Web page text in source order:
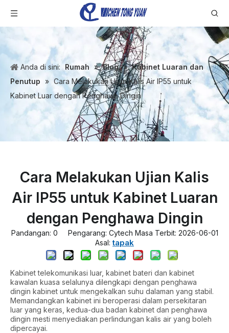
Anda di sini: Rumah » Blog » Kabinet Luaran dan
Penutup » Cara Melakukan Ujian Kalis Air IP55 untuk
Kabinet Luar dengan Penghawa Dingin
Cara Melakukan Ujian Kalis
Air IP55 untuk Kabinet Luaran
dengan Penghawa Dingin
Pandangan: 0 Pengarang: Cytech Masa Terbit: 2026-06-01
Asal:tapak
Kabinet telekomunikasi luar, kabinet bateri dan kabinet
kawalan kuasa selalunya dilengkapi dengan penghawa
dingin kabinet untuk mengekalkan suhu dalaman yang stabil.
Memandangkan kabinet ini beroperasi dalam persekitaran
luar yang keras, kedua-dua badan kabinet dan penghawa
dingin mesti menyediakan perlindungan kalis air yang boleh
dipercayai.